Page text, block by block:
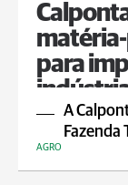
para
A
Fazenda
AGRO